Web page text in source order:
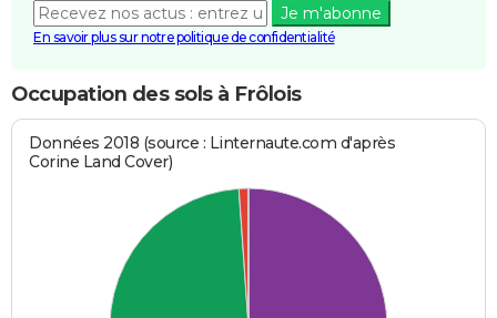
Je m'abonne
En savoir plus sur notre politique de confidentialité
Occupation des sols à Frôlois
Données 2018 (source : Linternaute.com d'après
Corine Land Cover)